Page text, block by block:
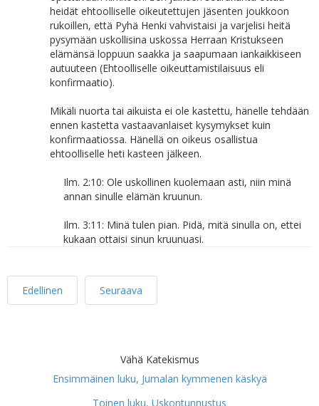
heidät ehtoolliselle oikeutettujen jäsenten joukkoon
rukoillen, että Pyhä Henki vahvistaisi ja varjelisi heitä
pysymään uskollisina uskossa Herraan Kristukseen
elämänsä loppuun saakka ja saapumaan iankaikkiseen
autuuteen (Ehtoolliselle oikeuttamistilaisuus eli
konfirmaatio).
Mikäli nuorta tai aikuista ei ole kastettu, hänelle tehdään
ennen kastetta vastaavanlaiset kysymykset kuin
konfirmaatiossa. Hänellä on oikeus osallistua
ehtoolliselle heti kasteen jälkeen.
Ilm. 2:10: Ole uskollinen kuolemaan asti, niin minä
annan sinulle elämän kruunun.
Ilm. 3:11: Minä tulen pian. Pidä, mitä sinulla on, ettei
kukaan ottaisi sinun kruunuasi.
Edellinen Seuraava
Vähä Katekismus
Ensimmäinen luku, Jumalan kymmenen käskyä
Toinen luku, Uskontunnustus